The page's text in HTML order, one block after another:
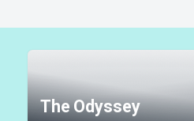
The Odyssey